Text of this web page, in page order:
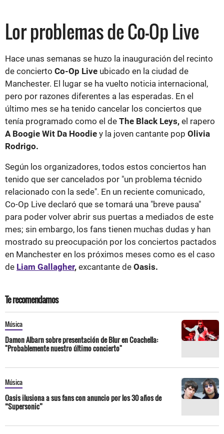
Lor problemas de Co-Op Live
Hace unas semanas se huzo la inauguración del recinto
de concierto Co-Op Live ubicado en la ciudad de
Manchester. El lugar se ha vuelto noticia internacional,
pero por razones diferentes a las esperadas. En el
último mes se ha tenido cancelar los conciertos que
tenía programado como el de The Black Leys, el rapero
A Boogie Wit Da Hoodie y la joven cantante pop Olivia
Rodrigo.
Según los organizadores, todos estos conciertos han
tenido que ser cancelados por "un problema técnido
relacionado con la sede". En un reciente comunicado,
Co-Op Live declaró que se tomará una "breve pausa"
para poder volver abrir sus puertas a mediados de este
mes; sin embargo, los fans tienen muchas dudas y han
mostrado su preocupación por los conciertos pactados
en Manchester en los próximos meses como es el caso
de Liam Gallagher, excantante de Oasis.
Te recomendamos
Música
Damon Albarn sobre presentación de Blur en Coachella:
"Probablemente nuestro último concierto"
Música
Oasis ilusiona a sus fans con anuncio por los 30 años de
“Supersonic”